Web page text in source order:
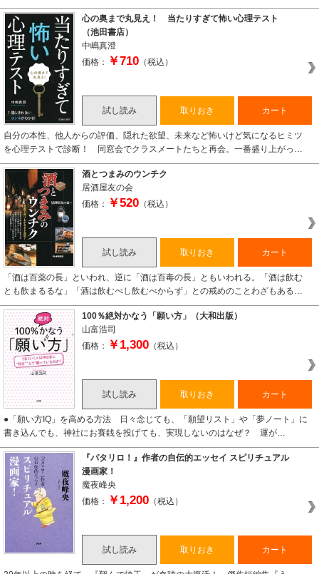
心の奥まで丸見え！ 当たりすぎて怖い心理テスト
（池田書店）
中嶋真澄
価格：
￥710 （税込）
試し読み 取りおき カート
自分の本性、他人からの評価、隠れた欲望、未来など怖いけど気になるヒミツ
を心理テストで診断！ 同窓会でクラスメートたちと再会。一番盛り上がっ…
酒とつまみのウンチク
居酒屋友の会
価格：
￥520 （税込）
試し読み 取りおき カート
「酒は百薬の長」といわれ、逆に「酒は百毒の長」ともいわれる。「酒は飲む
とも飲まるるな」「酒は飲むべし飲むべからず」との戒めのことわざもある…
100％絶対かなう「願い方」（大和出版）
山富浩司
価格：
￥1,300 （税込）
試し読み 取りおき カート
●「願い方IQ」を高める方法 日々念じても、「願望リスト」や「夢ノート」に
書き込んでも、神社にお賽銭を投げても、実現しないのはなぜ？ 運が…
『パタリロ！』作者の自伝的エッセイ スピリチュアル
漫画家！
魔夜峰央
価格：
￥1,200 （税込）
試し読み 取りおき カート